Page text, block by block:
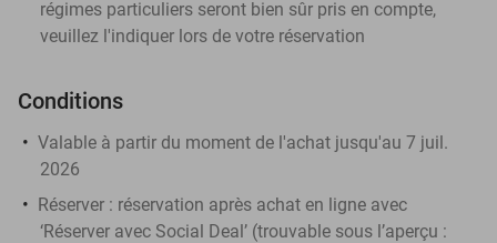
régimes particuliers seront bien sûr pris en compte,
veuillez l'indiquer lors de votre réservation
Conditions
Valable à partir du moment de l'achat jusqu'au 7 juil.
2026
Réserver : réservation après achat en ligne avec
‘Réserver avec Social Deal’ (trouvable sous l’aperçu :